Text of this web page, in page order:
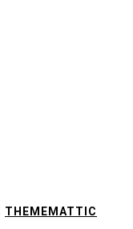
THEMEMATTIC